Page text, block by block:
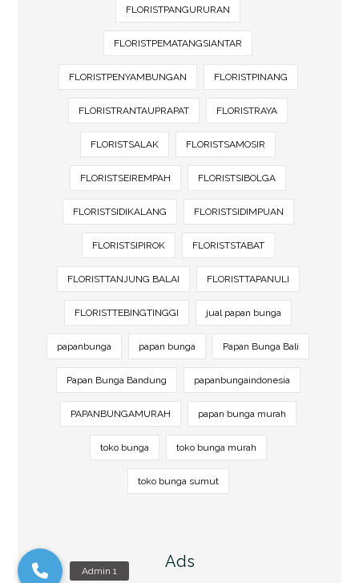
FLORISTPANGURURAN
FLORISTPEMATANGSIANTAR
FLORISTPENYAMBUNGAN FLORISTPINANG
FLORISTRANTAUPRAPAT FLORISTRAYA
FLORISTSALAK FLORISTSAMOSIR
FLORISTSEIREMPAH FLORISTSIBOLGA
FLORISTSIDIKALANG FLORISTSIDIMPUAN
FLORISTSIPIROK FLORISTSTABAT
FLORISTTANJUNG BALAI FLORISTTAPANULI
FLORISTTEBINGTINGGI jual papan bunga
papanbunga papan bunga Papan Bunga Bali
Papan Bunga Bandung papanbungaindonesia
PAPANBUNGAMURAH papan bunga murah
toko bunga toko bunga murah
toko bunga sumut
Ads